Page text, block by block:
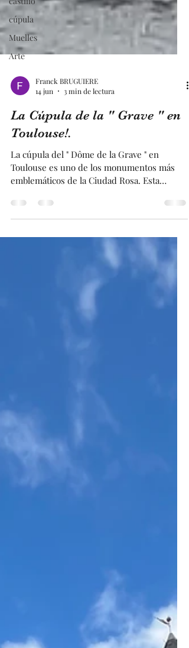
cúpula
Muelles
Arte
14 jun
3 min de lectura
La Cúpula de la " Grave " en
Toulouse!.
La cúpula del " Dôme de la Grave " en
emblemáticos de la Ciudad Rosa. Esta
magnífica cúpula de cobre está situada en la
arquitectura típica de Toulouse, hecha de
ladrillos de terracota. No se puede pasar
por alto la cúpula de la Grave porque se